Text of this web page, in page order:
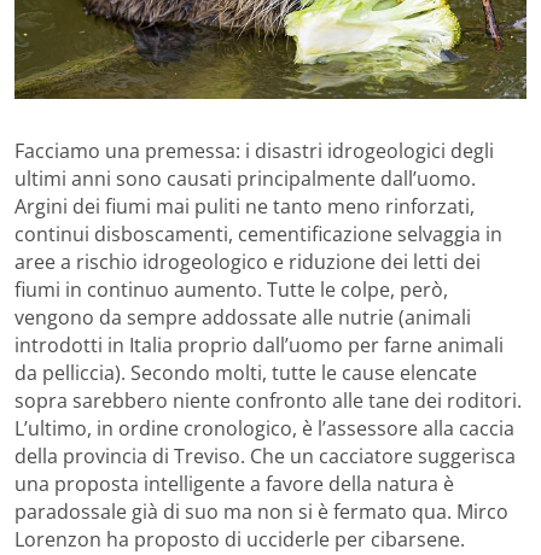
Facciamo una premessa: i disastri idrogeologici degli
ultimi anni sono causati principalmente dall’uomo.
Argini dei fiumi mai puliti ne tanto meno rinforzati,
continui disboscamenti, cementificazione selvaggia in
aree a rischio idrogeologico e riduzione dei letti dei
fiumi in continuo aumento. Tutte le colpe, però,
vengono da sempre addossate alle nutrie (animali
introdotti in Italia proprio dall’uomo per farne animali
da pelliccia). Secondo molti, tutte le cause elencate
sopra sarebbero niente confronto alle tane dei roditori.
L’ultimo, in ordine cronologico, è l’assessore alla caccia
della provincia di Treviso. Che un cacciatore suggerisca
una proposta intelligente a favore della natura è
paradossale già di suo ma non si è fermato qua. Mirco
Lorenzon ha proposto di ucciderle per cibarsene.